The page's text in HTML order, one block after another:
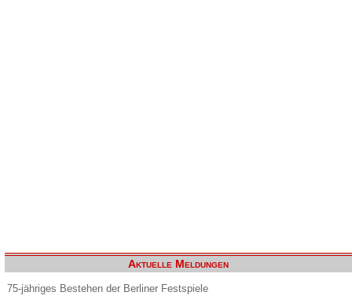
Aktuelle Meldungen
75-jähriges Bestehen der Berliner Festspiele